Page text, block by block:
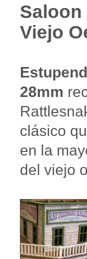
Saloon
Viejo
28mm
clásico
en la
del viejo